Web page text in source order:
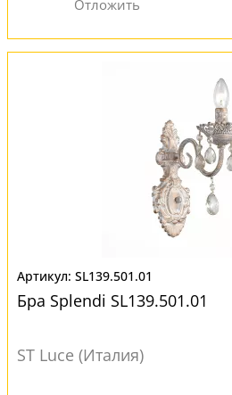
SL139.501.01
Бра Splendi SL139.501.01
ST Luce (Италия)